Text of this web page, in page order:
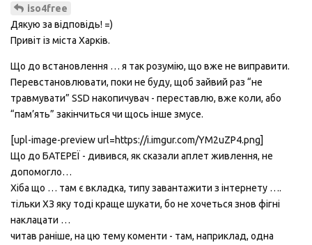
iso4free
Дякую за відповідь! =)
Привіт із міста Харків.
Що до встановлення … я так розумію, що вже не виправити.
Перевстановлювати, поки не буду, щоб зайвий раз “не
травмувати” SSD накопичувач - переставлю, вже коли, або
“пам’ять” закінчиться чи щось інше змусе.
[upl-image-preview url=https://i.imgur.com/YM2uZP4.png]
Що до БАТЕРЕЇ - дивився, як сказали аплет живлення, не
допомогло…
Хіба що … там є вкладка, типу завантажити з інтернету ….
тільки ХЗ яку тоді краще шукати, бо не хочеться знов фігні
наклацати …
читав раніше, на цю тему коменти - там, наприклад, одна